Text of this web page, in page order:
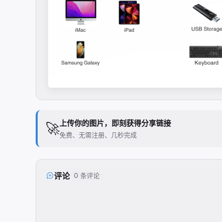
🚀 上传你的图片，即刻获得分享链接
免费、无需注册、几秒完成
评论 0 条评论